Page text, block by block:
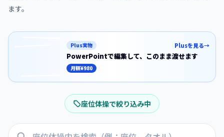
ます。
Plus実物 Plusを見る→
PowerPointで編集して、 このまま渡せます
この素材の文字入りスライド版を、回数や
月額¥980
座位体操で絞り込み中